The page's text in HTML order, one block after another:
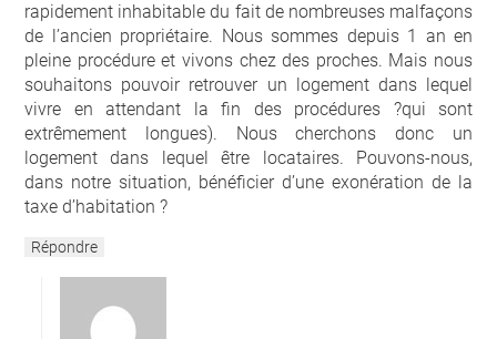
rapidement inhabitable du fait de nombreuses malfaçons
de l’ancien propriétaire. Nous sommes depuis 1 an en
pleine procédure et vivons chez des proches. Mais nous
souhaitons pouvoir retrouver un logement dans lequel
vivre en attendant la fin des procédures ?qui sont
extrêmement longues). Nous cherchons donc un
logement dans lequel être locataires. Pouvons-nous,
dans notre situation, bénéficier d’une exonération de la
taxe d’habitation ?
Répondre